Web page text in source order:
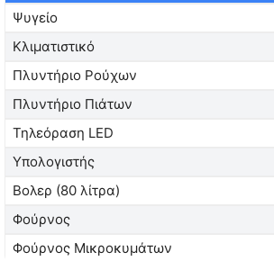
Ψυγείο
Κλιματιστικό
Πλυντήριο Ρούχων
Πλυντήριο Πιάτων
Τηλεόραση LED
Υπολογιστής
Βολερ (80 λίτρα)
Φούρνος
Φούρνος Μικροκυμάτων